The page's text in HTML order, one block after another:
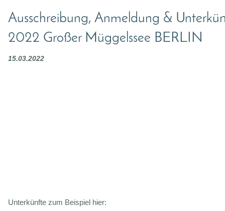
Ausschreibung, Anmeldung &
2022 Großer Müggelssee BERLIN
15.03.2022
Unterkünfte zum Beispiel hier: